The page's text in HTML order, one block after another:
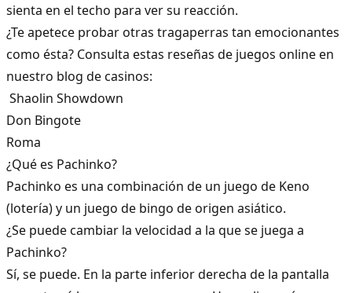
sienta en el techo para ver su reacción.
¿Te apetece probar otras tragaperras tan emocionantes
como ésta? Consulta estas reseñas de juegos online en
nuestro blog de casinos:
Shaolin Showdown
Don Bingote
Roma
¿Qué es Pachinko?
Pachinko es una combinación de un juego de Keno
(lotería) y un juego de bingo de origen asiático.
¿Se puede cambiar la velocidad a la que se juega a
Pachinko?
Sí, se puede. En la parte inferior derecha de la pantalla